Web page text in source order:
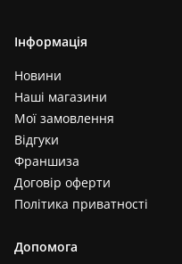
Інформація
Новини
Наші магазини
Мої замовлення
Відгуки
Франшиза
Договір оферти
Політика приватності
Допомога